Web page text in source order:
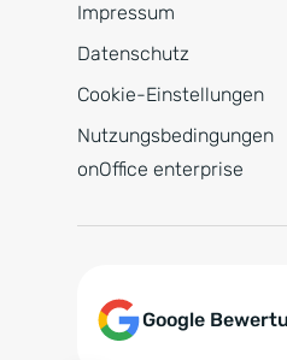
Impressum
Datenschutz
Cookie-Einstellungen
Nutzungsbedingungen
onOffice enterprise
Google